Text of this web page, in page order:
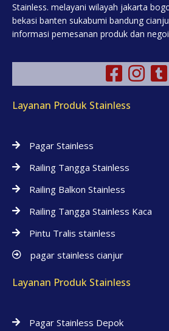
Stainless. melayani wilayah jakarta
bekasi banten sukabumi bandung
informasi pemesanan produk dan
Layanan Produk Stainless
Pagar Stainless
Railing Tangga Stainless
Railing Balkon Stainless
Railing Tangga Stainless Kaca
Pintu Tralis stainless
pagar stainless cianjur
Layanan Produk Stainless
Pagar Stainless Depok